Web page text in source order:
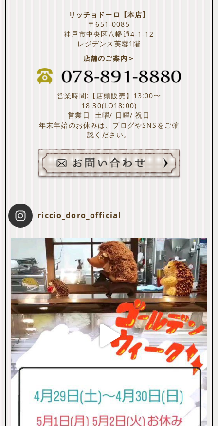
リッチョドーロ【本店】
〒651-0085
神戸市中央区八幡通4-1-12
レジデンス芙蓉1階
店舗のご案内＞
営業時間:【店頭販売】13:00〜
18:30(LO18:00)
営業日: 土曜/ 日曜/ 祝日
年末年始のお休みは、ブログやSNSをご確
認ください。
riccio_doro_official